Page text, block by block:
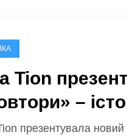
Tion
–
презентувала